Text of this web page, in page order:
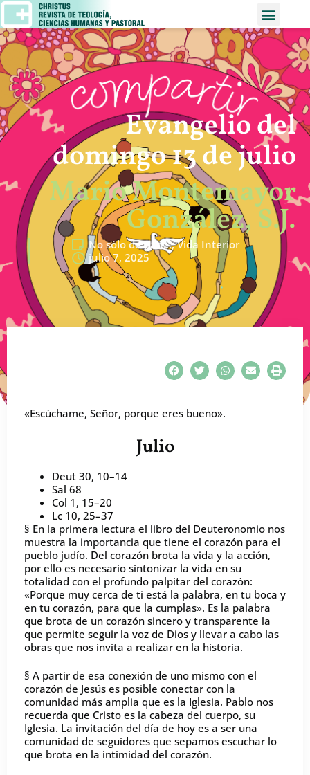
Evangelio del
domingo 13 de julio
Mario Montemayor
González, S.J.
No sólo de pan…,Vida Interior
julio 7, 2025
«Escúchame, Señor, porque eres bueno».
Julio
Deut 30, 10–14
Sal 68
Col 1, 15–20
Lc 10, 25–37
§ En la primera lectura el libro del Deuteronomio nos
muestra la importancia que tiene el corazón para el
pueblo judío. Del corazón brota la vida y la acción,
por ello es necesario sintonizar la vida en su
totalidad con el profundo palpitar del corazón:
«Porque muy cerca de ti está la palabra, en tu boca y
en tu corazón, para que la cumplas». Es la palabra
que brota de un corazón sincero y transparente la
que permite seguir la voz de Dios y llevar a cabo las
obras que nos invita a realizar en la historia.
§ A partir de esa conexión de uno mismo con el
corazón de Jesús es posible conectar con la
comunidad más amplia que es la Iglesia. Pablo nos
recuerda que Cristo es la cabeza del cuerpo, su
Iglesia. La invitación del día de hoy es a ser una
comunidad de seguidores que sepamos escuchar lo
que brota en la intimidad del corazón.